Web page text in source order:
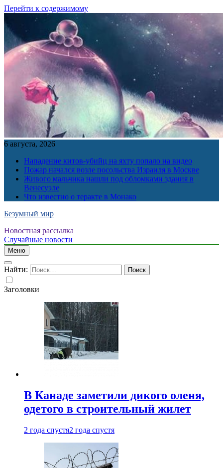
Перейти к содержимому
6 августа, 2026
Нападение китов-убийц на яхту попало на видео
Пожар начался возле посольства Израиля в Москве
Живого мальчика нашли под обломками здания в
Венесуэле
Что известно о теракте в Монако
Безумный мир
Новостная рассылка
Случайные новости
Меню
Найти:
Заголовки
В Канаде заметили дикого оленя,
одетого в строительный жилет
2 года спустя2 года спустя